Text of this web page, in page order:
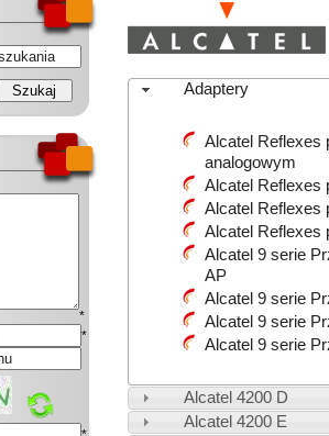
*
*
Adaptery
Alcatel Reflexes
analogowym
Alcatel Reflexes
Alcatel Reflexes
Alcatel Reflexes
Alcatel 9 serie
AP
Alcatel 9 serie
Alcatel 9 serie
Alcatel 9 serie
Alcatel 4200 D
Alcatel 4200 E